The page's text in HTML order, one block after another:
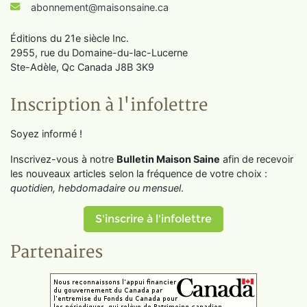
abonnement@maisonsaine.ca
Éditions du 21e siècle Inc.
2955, rue du Domaine-du-lac-Lucerne
Ste-Adèle, Qc Canada J8B 3K9
Inscription à l'infolettre
Soyez informé !
Inscrivez-vous à notre Bulletin Maison Saine afin de recevoir
les nouveaux articles selon la fréquence de votre choix :
quotidien, hebdomadaire ou mensuel.
S'inscrire à l'infolettre
Partenaires